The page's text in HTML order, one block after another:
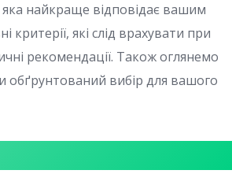
яка найкраще відповідає вашим
які слід врахувати при
рекомендації. Також оглянемо
вибір для вашого